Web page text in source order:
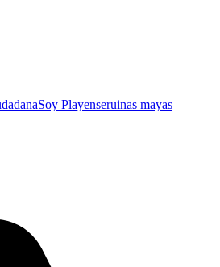
Soy Playenseruinas mayas